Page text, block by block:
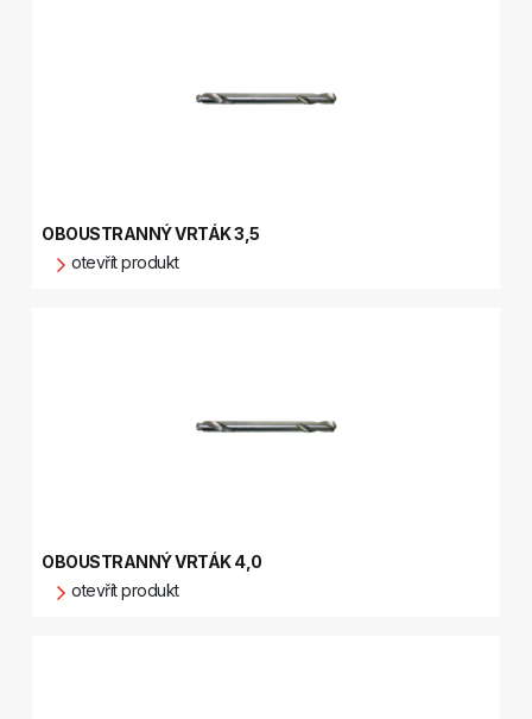
OBOUSTRANNÝ VRTÁK 3,5
otevřít produkt
OBOUSTRANNÝ VRTÁK 4,0
otevřít produkt